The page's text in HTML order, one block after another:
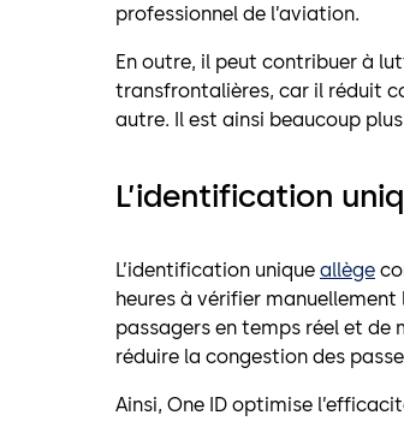
professionnel de l’aviation.
En outre, il peut contribuer à
transfrontalières, car il réduit
autre. Il est ainsi beaucoup
L’identification
L’identification unique allège
heures à vérifier
passagers en temps réel et de
réduire la congestion des
Ainsi, One ID optimise